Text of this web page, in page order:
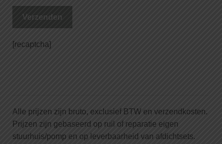
[recaptcha]
Alle prijzen zijn bruto, exclusief BTW en verzendkosten.
Prijzen zijn gebaseerd op ruil of reparatie eigen
stuurhuis/pomp en op leverbaarheid van afdichtsets.